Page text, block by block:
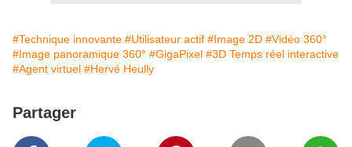
#Technique innovante #Utilisateur actif #Image 2D #Vidéo 360°
#Image panoramique 360° #GigaPixel #3D Temps réel interactive
#Agent virtuel #Hervé Heully
Partager